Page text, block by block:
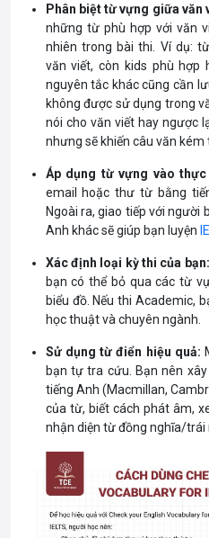
Phân biệt từ vựng giữa văn
những từ phù hợp với văn
nhiên trong bài thi. Ví dụ:
văn viết, còn kids phù hợp
nguyên tắc khác cũng cần
không được sử dụng trong
nói cho văn viết hay ngược
nhưng sẽ khiến câu văn kém
Áp dụng từ vựng vào thực
email hoặc thư từ bằng
Ngoài ra, giao tiếp với người
Anh khác sẽ giúp bạn luyện
Xác định loại kỳ thi của bạn:
bạn có thể bỏ qua các từ
biểu đồ. Nếu thi Academic,
học thuật và chuyên ngành.
Sử dụng từ điển hiệu quả:
bạn tự tra cứu. Bạn nên
tiếng Anh (Macmillan,
của từ, biết cách phát âm,
nhận diện từ đồng nghĩa/trái